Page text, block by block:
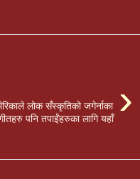
›
लोक सँस्कृतिको जगेर्नाका
पनि तपाईंहरुका लागि यहाँ